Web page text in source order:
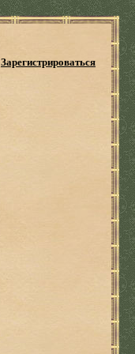
Зарегистрироваться